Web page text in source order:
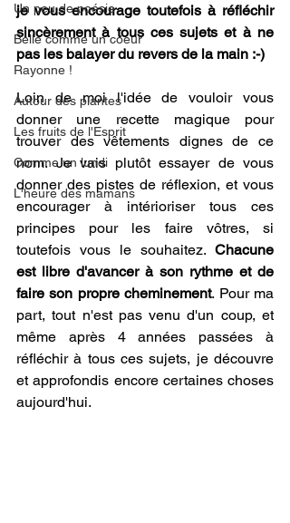
Un peu de poésie
Belle comme un coeur
Rayonne !
Autour des plantes
Les fruits de l'Esprit
Comme un lundi
L'heure des mamans
je vous encourage toutefois à réfléchir
sincèrement à tous ces sujets et à ne
pas les balayer du revers de la main :-)
Loin de moi l'idée de vouloir vous
donner une recette magique pour
trouver des vêtements dignes de ce
nom. Je vais plutôt essayer de vous
donner des pistes de réflexion, et vous
encourager à intérioriser tous ces
principes pour les faire vôtres, si
toutefois vous le souhaitez. Chacune
est libre d'avancer à son rythme et de
faire son propre cheminement. Pour ma
part, tout n'est pas venu d'un coup, et
même après 4 années passées à
réfléchir à tous ces sujets, je découvre
et approfondis encore certaines choses
aujourd'hui.